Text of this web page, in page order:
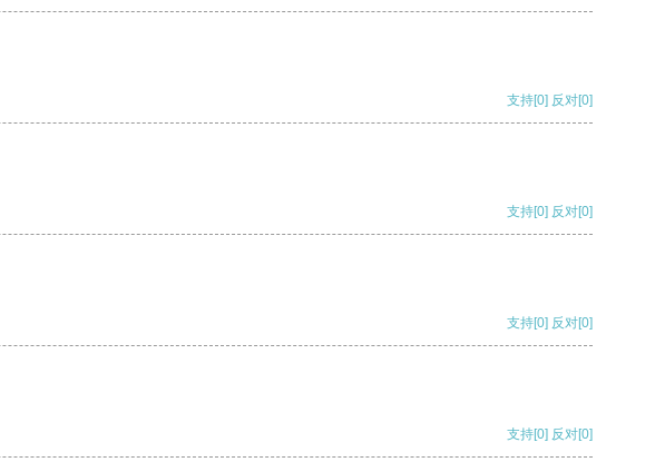
支持[0] 反对[0]
支持[0] 反对[0]
支持[0] 反对[0]
支持[0] 反对[0]